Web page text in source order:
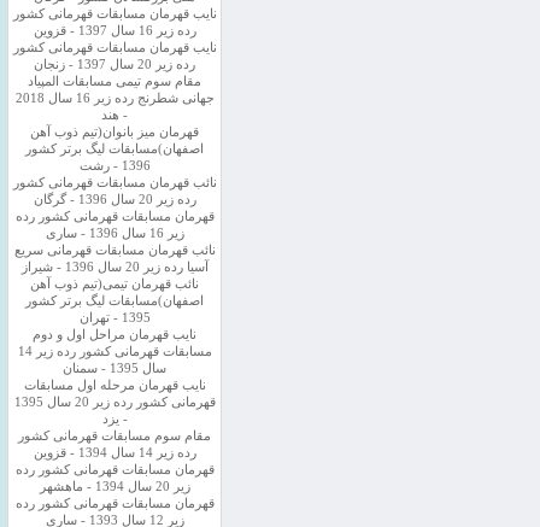
نایب قهرمان مسابقات قهرمانی کشور
رده زیر 16 سال 1397 - قزوین
نایب قهرمان مسابقات قهرمانی کشور
رده زیر 20 سال 1397 - زنجان
مقام سوم تیمی مسابقات المپیاد
جهانی شطرنج رده زیر 16 سال 2018
- هند
قهرمان میز بانوان(تیم ذوب آهن
اصفهان)مسابقات لیگ برتر کشور
1396 - رشت
نائب قهرمان مسابقات قهرمانی کشور
رده زیر 20 سال 1396 - گرگان
قهرمان مسابقات قهرمانی کشور رده
زیر 16 سال 1396 - ساری
نائب قهرمان مسابقات قهرمانی سریع
آسیا رده زیر 20 سال 1396 - شیراز
نائب قهرمان تیمی(تیم ذوب آهن
اصفهان)مسابقات لیگ برتر کشور
1395 - تهران
نایب قهرمان مراحل اول و دوم
مسابقات قهرمانی کشور رده زیر 14
سال 1395 - سمنان
نایب قهرمان مرحله اول مسابقات
قهرمانی کشور رده زیر 20 سال 1395
- یزد
مقام سوم مسابقات قهرمانی کشور
رده زیر 14 سال 1394 - قزوین
قهرمان مسابقات قهرمانی کشور رده
زیر 20 سال 1394 - ماهشهر
قهرمان مسابقات قهرمانی کشور رده
زیر 12 سال 1393 - ساری